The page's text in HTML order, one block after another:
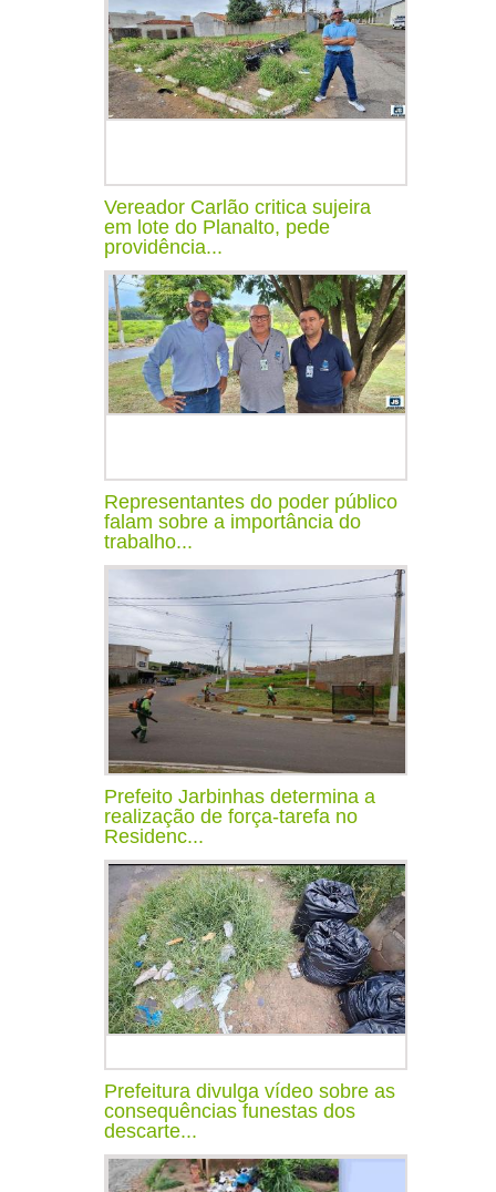
Vereador Carlão critica sujeira
em lote do Planalto, pede
providência...
Representantes do poder público
falam sobre a importância do
trabalho...
Prefeito Jarbinhas determina a
realização de força-tarefa no
Residenc...
Prefeitura divulga vídeo sobre as
consequências funestas dos
descarte...